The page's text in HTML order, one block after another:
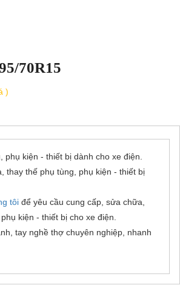
70R15
)
phụ kiện - thiết bị dành cho xe điện.
thay thế phụ tùng, phụ kiện - thiết bị
tôi để yêu cầu cung cấp, sửa chữa,
kiện - thiết bị cho xe điện.
tay nghề thợ chuyên nghiệp, nhanh